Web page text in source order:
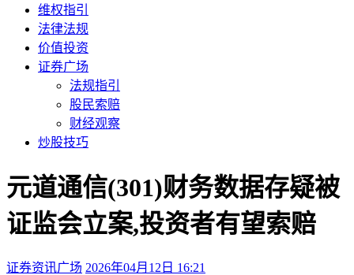
维权指引
法律法规
价值投资
证券广场
法规指引
股民索赔
财经观察
炒股技巧
元道通信(301)财务数据存疑被
证监会立案,投资者有望索赔
证券资讯广场 2026年04月12日 16:21